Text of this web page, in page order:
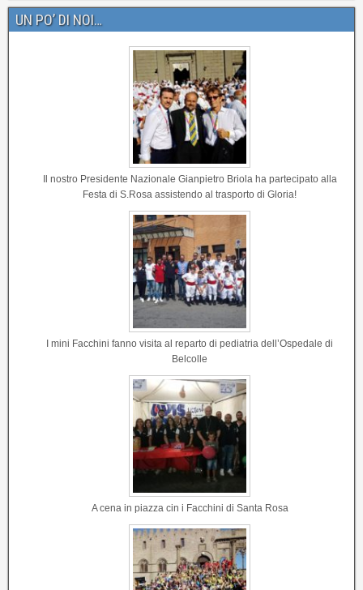
UN PO’ DI NOI…
Il nostro Presidente Nazionale Gianpietro Briola ha partecipato alla
Festa di S.Rosa assistendo al trasporto di Gloria!
I mini Facchini fanno visita al reparto di pediatria dell’Ospedale di
Belcolle
A cena in piazza cin i Facchini di Santa Rosa